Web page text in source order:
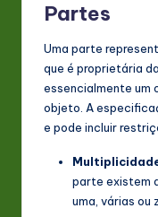
Partes
Uma parte
que é proprietária
essencialmente um
objeto. A
e pode incluir
parte existem
uma, várias ou